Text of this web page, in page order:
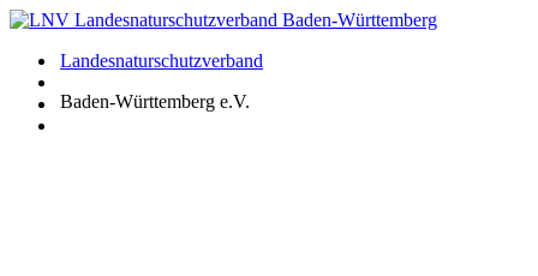
Zum
springenLandesnaturschutzverband
Baden-Württemberg e.V.